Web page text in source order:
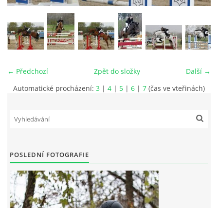
VIDEA
ODKAZY
CENÍK SLUŽEB
PŘISPĚVEK ČUS KARVINA -PODPORA SPORTU V
NÁHRADNÍ TERMÍN BRIGÁDY PRO TY KTEŘÍ SE
NEDOSTAVILI NA PODZIMNÍ BRIGÁDU
ČLENOVÉ RYCHVALDU 2023
← Předchozí Další →
Zpět do složky
Automatické procházení: 3 | 4 | 5 | 6 | 7 (čas ve vteřinách)
POSLEDNÍ FOTOGRAFIE